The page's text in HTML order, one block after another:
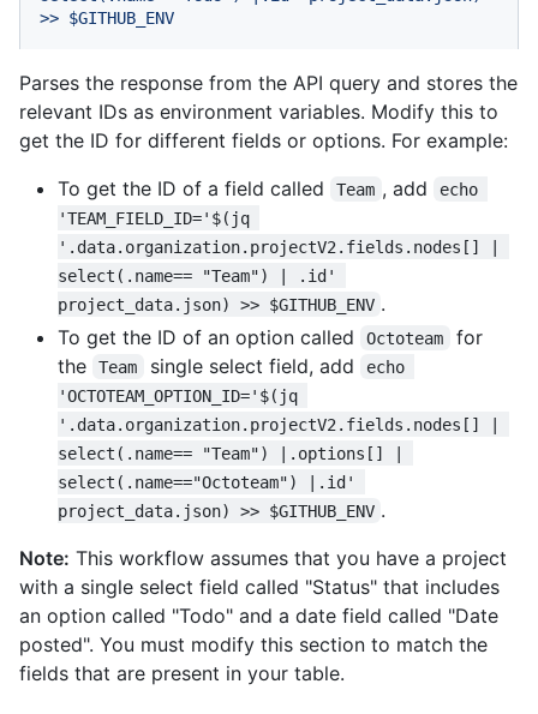
>> $GITHUB_ENV
Parses the response from the API query and stores the
relevant IDs as environment variables. Modify this to
get the ID for different fields or options. For example:
To get the ID of a field called
Team , add
echo
'TEAM_FIELD_ID='$(jq
'.data.organization.projectV2.fields.nodes[] |
select(.name== "Team") | .id'
project_data.json) >> $GITHUB_ENV .
To get the ID of an option called
Octoteam
for
the
Team single select field, add
echo
'OCTOTEAM_OPTION_ID='$(jq
'.data.organization.projectV2.fields.nodes[] |
select(.name== "Team") |.options[] |
select(.name=="Octoteam") |.id'
project_data.json) >> $GITHUB_ENV .
Note: This workflow assumes that you have a project
with a single select field called "Status" that includes
an option called "Todo" and a date field called "Date
posted". You must modify this section to match the
fields that are present in your table.